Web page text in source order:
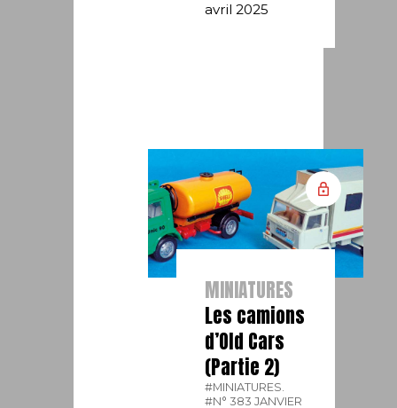
avril 2025
MINIATURES
Les camions
d’Old Cars
(Partie 2)
#MINIATURES.
#N° 383 JANVIER